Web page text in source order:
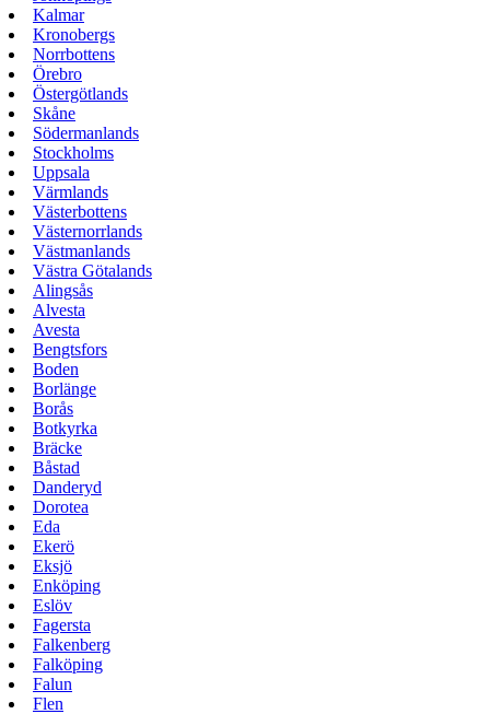
Kalmar
Kronobergs
Norrbottens
Örebro
Östergötlands
Skåne
Södermanlands
Stockholms
Uppsala
Värmlands
Västerbottens
Västernorrlands
Västmanlands
Västra Götalands
Alingsås
Alvesta
Avesta
Bengtsfors
Boden
Borlänge
Borås
Botkyrka
Bräcke
Båstad
Danderyd
Dorotea
Eda
Ekerö
Eksjö
Enköping
Eslöv
Fagersta
Falkenberg
Falköping
Falun
Flen